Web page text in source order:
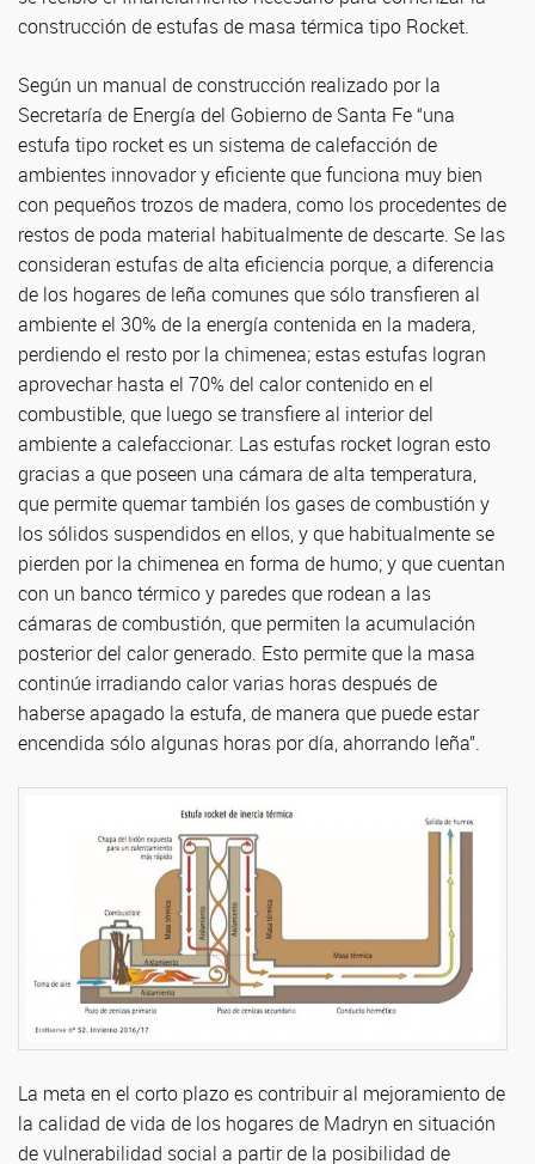
construcción de estufas de masa térmica tipo Rocket.
Según un manual de construcción realizado por la
Secretaría de Energía del Gobierno de Santa Fe “una
estufa tipo rocket es un sistema de calefacción de
ambientes innovador y eficiente que funciona muy bien
con pequeños trozos de madera, como los procedentes de
restos de poda material habitualmente de descarte. Se las
consideran estufas de alta eficiencia porque, a diferencia
de los hogares de leña comunes que sólo transfieren al
ambiente el 30% de la energía contenida en la madera,
perdiendo el resto por la chimenea; estas estufas logran
aprovechar hasta el 70% del calor contenido en el
combustible, que luego se transfiere al interior del
ambiente a calefaccionar. Las estufas rocket logran esto
gracias a que poseen una cámara de alta temperatura,
que permite quemar también los gases de combustión y
los sólidos suspendidos en ellos, y que habitualmente se
pierden por la chimenea en forma de humo; y que cuentan
con un banco térmico y paredes que rodean a las
cámaras de combustión, que permiten la acumulación
posterior del calor generado. Esto permite que la masa
continúe irradiando calor varias horas después de
haberse apagado la estufa, de manera que puede estar
encendida sólo algunas horas por día, ahorrando leña”.
La meta en el corto plazo es contribuir al mejoramiento de
la calidad de vida de los hogares de Madryn en situación
de vulnerabilidad social a partir de la posibilidad de